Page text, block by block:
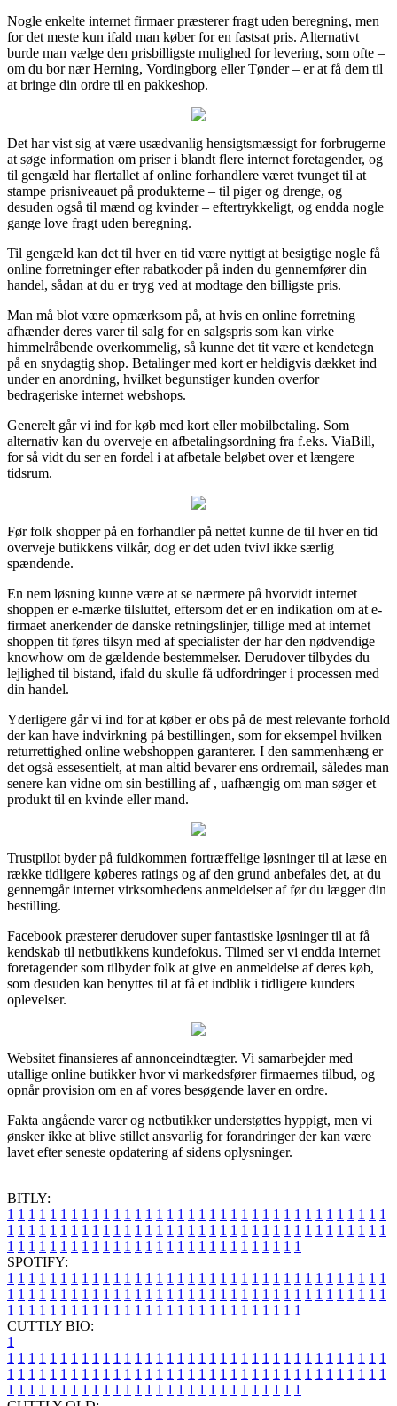
Nogle enkelte internet firmaer præsterer fragt uden beregning, men
for det meste kun ifald man køber for en fastsat pris. Alternativt
burde man vælge den prisbilligste mulighed for levering, som ofte –
om du bor nær Herning, Vordingborg eller Tønder – er at få dem til
at bringe din ordre til en pakkeshop.
Det har vist sig at være usædvanlig hensigtsmæssigt for forbrugerne
at søge information om priser i blandt flere internet foretagender, og
til gengæld har flertallet af online forhandlere været tvunget til at
stampe prisniveauet på produkterne – til piger og drenge, og
desuden også til mænd og kvinder – eftertrykkeligt, og endda nogle
gange love fragt uden beregning.
Til gengæld kan det til hver en tid være nyttigt at besigtige nogle få
online forretninger efter rabatkoder på inden du gennemfører din
handel, sådan at du er tryg ved at modtage den billigste pris.
Man må blot være opmærksom på, at hvis en online forretning
afhænder deres varer til salg for en salgspris som kan virke
himmelråbende overkommelig, så kunne det tit være et kendetegn
på en snydagtig shop. Betalinger med kort er heldigvis dækket ind
under en anordning, hvilket begunstiger kunden overfor
bedrageriske internet webshops.
Generelt går vi ind for køb med kort eller mobilbetaling. Som
alternativ kan du overveje en afbetalingsordning fra f.eks. ViaBill,
for så vidt du ser en fordel i at afbetale beløbet over et længere
tidsrum.
Før folk shopper på en forhandler på nettet kunne de til hver en tid
overveje butikkens vilkår, dog er det uden tvivl ikke særlig
spændende.
En nem løsning kunne være at se nærmere på hvorvidt internet
shoppen er e-mærke tilsluttet, eftersom det er en indikation om at e-
firmaet anerkender de danske retningslinjer, tillige med at internet
shoppen tit føres tilsyn med af specialister der har den nødvendige
knowhow om de gældende bestemmelser. Derudover tilbydes du
lejlighed til bistand, ifald du skulle få udfordringer i processen med
din handel.
Yderligere går vi ind for at køber er obs på de mest relevante forhold
der kan have indvirkning på bestillingen, som for eksempel hvilken
returrettighed online webshoppen garanterer. I den sammenhæng er
det også essesentielt, at man altid bevarer ens ordremail, således man
senere kan vidne om sin bestilling af , uafhængig om man søger et
produkt til en kvinde eller mand.
Trustpilot byder på fuldkommen fortræffelige løsninger til at læse en
række tidligere køberes ratings og af den grund anbefales det, at du
gennemgår internet virksomhedens anmeldelser af før du lægger din
bestilling.
Facebook præsterer derudover super fantastiske løsninger til at få
kendskab til netbutikkens kundefokus. Tilmed ser vi endda internet
foretagender som tilbyder folk at give en anmeldelse af deres køb,
som desuden kan benyttes til at få et indblik i tidligere kunders
oplevelser.
Websitet finansieres af annonceindtægter. Vi samarbejder med
utallige online butikker hvor vi markedsfører firmaernes tilbud, og
opnår provision om en af vores besøgende laver en ordre.
Fakta angående varer og netbutikker understøttes hyppigt, men vi
ønsker ikke at blive stillet ansvarlig for forandringer der kan være
lavet efter seneste opdatering af sidens oplysninger.
BITLY:
1 1 1 1 1 1 1 1 1 1 1 1 1 1 1 1 1 1 1 1 1 1 1 1 1 1 1 1 1 1 1 1 1 1 1 1
1 1 1 1 1 1 1 1 1 1 1 1 1 1 1 1 1 1 1 1 1 1 1 1 1 1 1 1 1 1 1 1 1 1 1 1
1 1 1 1 1 1 1 1 1 1 1 1 1 1 1 1 1 1 1 1 1 1 1 1 1 1 1 1
SPOTIFY:
1 1 1 1 1 1 1 1 1 1 1 1 1 1 1 1 1 1 1 1 1 1 1 1 1 1 1 1 1 1 1 1 1 1 1 1
1 1 1 1 1 1 1 1 1 1 1 1 1 1 1 1 1 1 1 1 1 1 1 1 1 1 1 1 1 1 1 1 1 1 1 1
1 1 1 1 1 1 1 1 1 1 1 1 1 1 1 1 1 1 1 1 1 1 1 1 1 1 1 1
CUTTLY BIO:
1
1 1 1 1 1 1 1 1 1 1 1 1 1 1 1 1 1 1 1 1 1 1 1 1 1 1 1 1 1 1 1 1 1 1 1 1
1 1 1 1 1 1 1 1 1 1 1 1 1 1 1 1 1 1 1 1 1 1 1 1 1 1 1 1 1 1 1 1 1 1 1 1
1 1 1 1 1 1 1 1 1 1 1 1 1 1 1 1 1 1 1 1 1 1 1 1 1 1 1 1